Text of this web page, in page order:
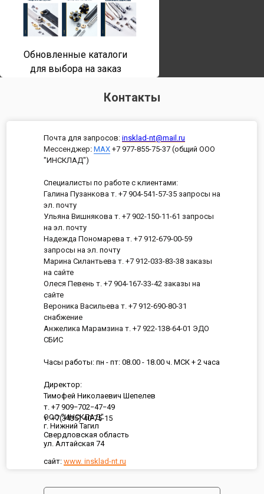
Обновленные каталоги
для выбора на заказ
Контакты
ООО "ИНСКЛАД"
г. Нижний Тагил
Свердловская область
ул. Алтайская 74
сайт: www. insklad-nt.ru
Почта для запросов: insklad-nt@mail.ru
Мессенджер: MAX +7 977-855-75-37 (общий ООО
"ИНСКЛАД")
Специалисты по работе с клиентами:
Галина Пузанкова т. +7 904-541-57-35 запросы на
эл. почту
Ульяна Вишнякова т. +7 902-150-11-61 запросы
на эл. почту
Надежда Пономарева т. +7 912-679-00-59
запросы на эл. почту
Марина Силантьева т. +7 912-033-83-38 заказы
на сайте
Олеся Певень т. +7 904-167-33-42 заказы на
сайте
Вероника Васильева т. +7 912-690-80-31
снабжение
Анжелика Марамзина т. +7 922-138-64-01 ЭДО
СБИС
Часы работы: пн - пт: 08.00 - 18.00 ч. МСК + 2 часа
Директор:
Тимофей Николаевич Шепелев
т. +7 909−702−47−49
т. +7(3435) 40-75-15